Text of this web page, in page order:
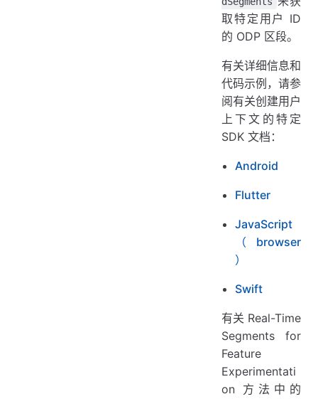
取特定用户 ID
的 ODP 区段。
有关详细信息和
代码示例，请参
阅有关创建用户
上下文的特定
SDK 文档：
Android
Flutter
JavaScript
（browser
）
Swift
有关 Real-Time
Segments for
Feature
Experimentati
on 方法中的